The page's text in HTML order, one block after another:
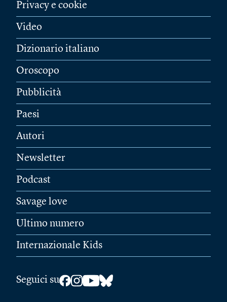
Privacy e cookie
Video
Dizionario italiano
Oroscopo
Pubblicità
Paesi
Autori
Newsletter
Podcast
Savage love
Ultimo numero
Internazionale Kids
Seguici su